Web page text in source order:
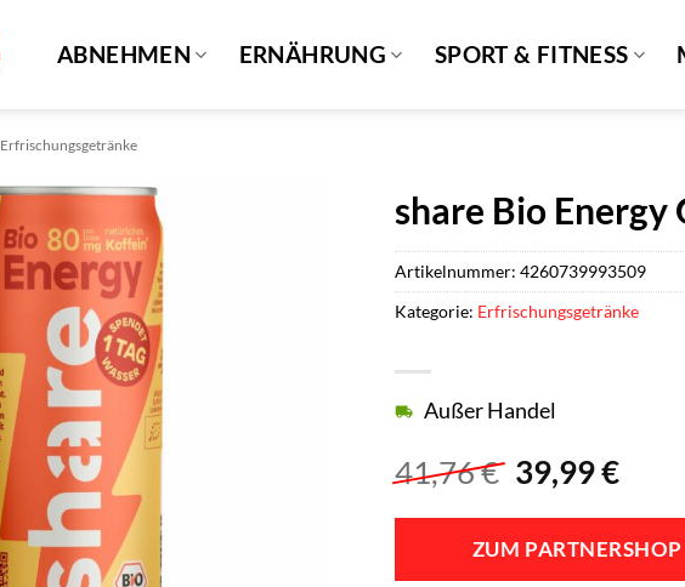
ABNEHMEN ERNÄHRUNG SPORT & FITNESS
Erfrischungsgetränke
share Bio Energy
41,76€
Preis
war:
41,76 €
39,99€
ist:
Außer Handel
ZUM PARTNERSHOP
Artikelnummer:4260739993509
Kategorie: Erfrischungsgetränke